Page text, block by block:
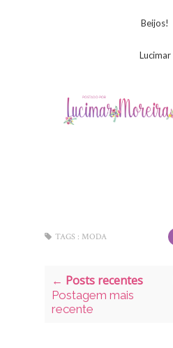
Beijos!
Lucimar
TAGS : MODA
← Posts recentes
Postagem mais
recente